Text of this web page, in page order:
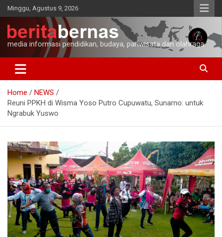
Skip
to
content
Minggu, Agustus 9, 2026
media informasi pendidikan, budaya, pariwisata dan olahraga
Home
NEWS
Reuni PPKH di Wisma Yoso Putro Cupuwatu, Sunarno: untuk
Ngrabuk Yuswo